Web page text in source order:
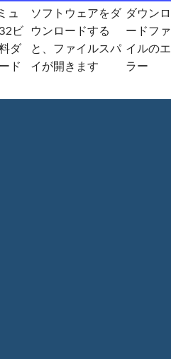
ュ
ビ
ダ
ド
ソフトウェアをダ
ウンロードする
と、ファイルスパ
イが開きます
ダウンロ
ードファ
イルのエ
ラー